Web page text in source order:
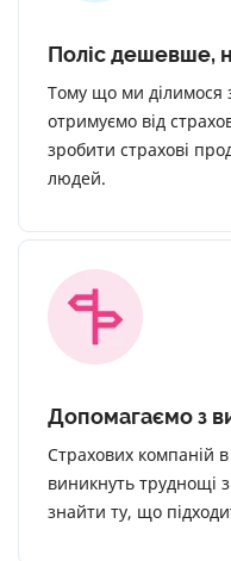
Поліс дешевше,
Тому що ми ділимося
отримуємо від
зробити страхові
людей.
Допомагаємо з
Страхових компаній
виникнуть
знайти ту, що